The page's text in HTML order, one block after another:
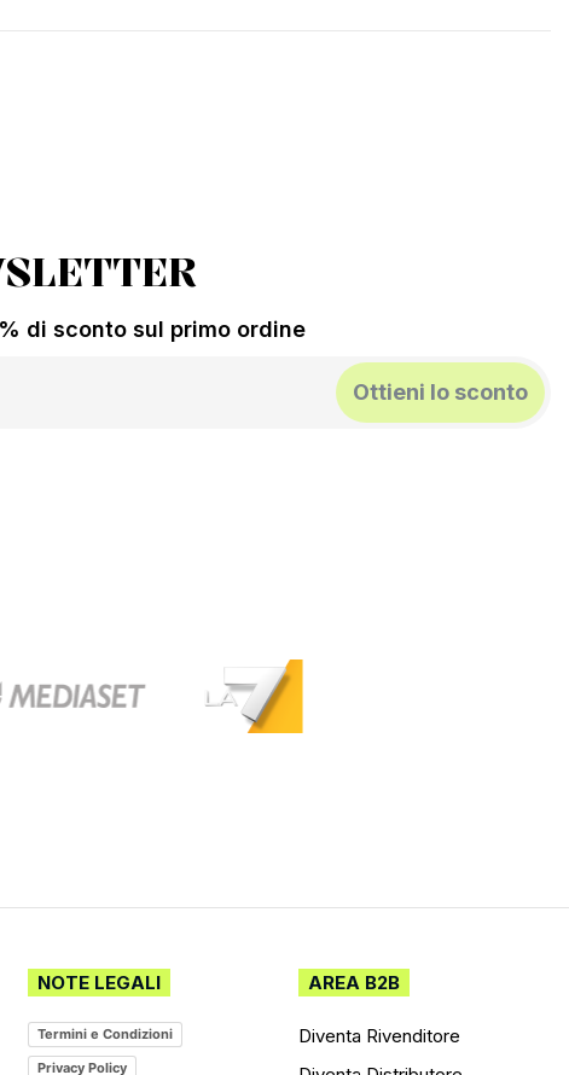
di sconto sul primo ordine
Ottieni lo sconto
NOTE LEGALI
Termini e Condizioni
Privacy Policy
AREA B2B
Diventa Rivenditore